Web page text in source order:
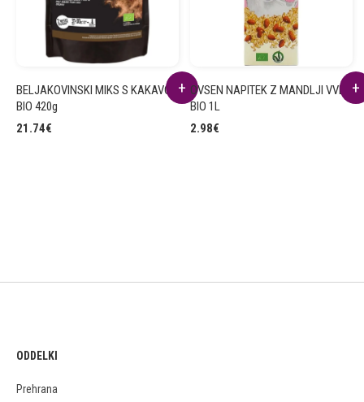
BELJAKOVINSKI MIKS S KAKAVOM
BIO 420g
21.74€
OVSEN NAPITEK Z MANDLJI VVB
BIO 1L
2.98€
ODDELKI
Prehrana